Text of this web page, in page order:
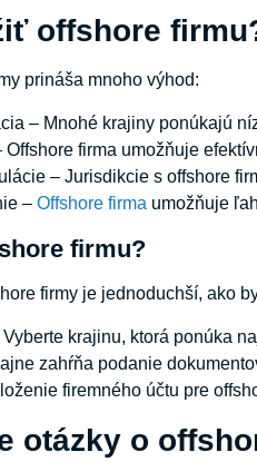
offshore
prináša mnoho výhod:
– Mnohé krajiny ponúkajú
Offshore firma umožňuje
– Jurisdikcie s offshore
–Offshore firma umožňuje
firmu?
firmy je jednoduchší, ako
krajinu, ktorá ponúka
zahŕňa podanie
firemného účtu pre
otázky o